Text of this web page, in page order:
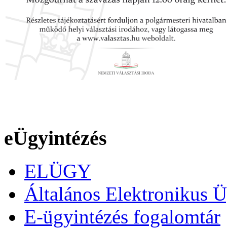
eÜgyintézés
ELÜGY
Általános Elektronikus
E-ügyintézés fogalomtár